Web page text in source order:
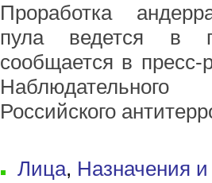
Проработка
пула ведется в
сообщается в
Российского
Лица, Назначения и